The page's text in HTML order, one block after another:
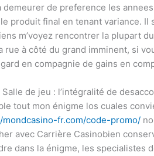
demeurer de preference les
produit final en tenant variance.
m’voyez rencontrer la plupart
rue à côté du grand imminent, si
en compagnie de gains en
Salle de jeu : l’intégralité de
tout mon énigme los cuales
mondcasino-fr.com/code-promo/
avec Carrière Casinobien
dans la énigme, les specialistes